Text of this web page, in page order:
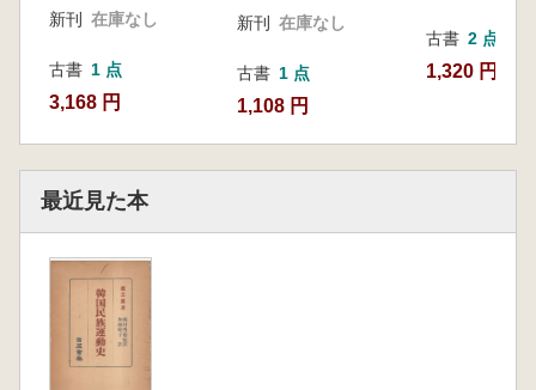
新刊 在庫なし
古書 1 点
3,168 円
新刊 在庫なし
古書 1 点
1,108 円
古書 2 点
1,320 円~
最近見た本